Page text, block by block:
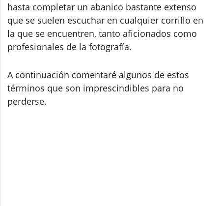
hasta completar un abanico bastante extenso
que se suelen escuchar en cualquier corrillo en
la que se encuentren, tanto aficionados como
profesionales de la fotografía.
A continuación comentaré algunos de estos
términos que son imprescindibles para no
perderse.